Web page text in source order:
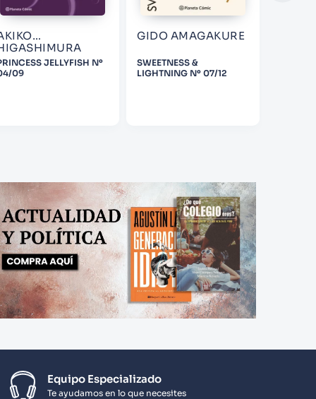
JELLYFISH Nº
09
GIDO AMAGAKURE
SWEETNESS &
LIGHTNING Nº 07/12
Equipo Especializado
Te ayudamos en lo que necesites